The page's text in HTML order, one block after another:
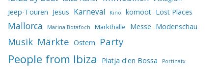
Jeep-Touren Jesus Karneval Kino komoot Lost Places
Mallorca Marina Botafoch Markthalle Messe Modenschau
Musik Märkte Ostern Party
People from Ibiza Platja d'en Bossa Portinatx